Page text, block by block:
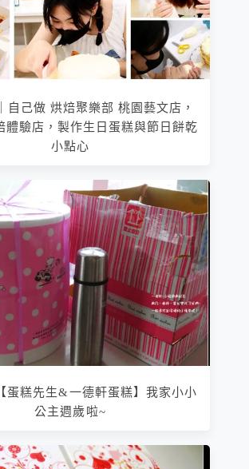
自己做 烘焙聚樂部 桃園藝文店，
體驗店，製作生日蛋糕與節日餅乾
小點心
蛋糕先生&一德軒蛋糕】我家小小
公主週歲啦~